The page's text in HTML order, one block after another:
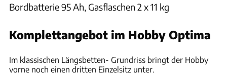
Bordbatterie 95 Ah, Gasflaschen 2 x 11 kg
Komplettangebot im Hobby Optima
Andreas Becker
Im klassischen Längsbetten- Grundriss bringt der Hobby
vorne noch einen dritten Einzelsitz unter.